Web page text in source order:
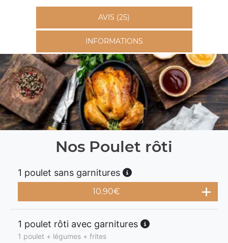
AVIS (25)
INFORMATIONS
Nos Poulet rôti
1 poulet sans garnitures
10.90€
1 poulet rôti avec garnitures
1 poulet + légumes + frites